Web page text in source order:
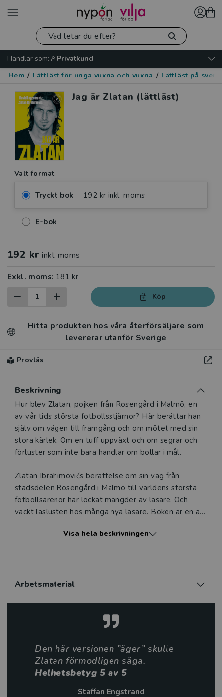
Handlar som:
Privatkund
Hem / Lättläst för unga vuxna och vuxna / Lättläst på
Jag är Zlatan (lättläst)
Valt format
Tryckt bok 192 kr inkl. moms
E-bok
192 kr inkl. moms
Exkl. moms: 181 kr
Köp
Hitta produkten hos våra återförsäljare som
levererar utanför Sverige
Provläs
Beskrivning
Beskrivning
Hur blev Zlatan, pojken från Rosengård i Malmö, en
av vår tids största fotbollsstjärnor? Här berättar han
själv om vägen till framgång och om mötet med sin
stora kärlek. Om en tuff uppväxt och om segrar och
förluster som inte bara handlar om bollar i mål.
Zlatan Ibrahimovićs berättelse om sin väg från
stadsdelen Rosengård i Malmö till världens största
fotbollsarenor har lockat mängder av läsare. Och
väckt läslusten hos många nya läsare. Boken är en av
Jag är Zlatan är stilsäkert bearbetad av författaren
på Vilja förlag, i bearbetning av Carina Edling. Bokens
Visa hela beskrivningen
Arbetsmaterial
Den här versionen ”äger” skulle
Zlatan förmodligen säga.
Helhetsbetyg 5 av 5
Staffan Engstrand